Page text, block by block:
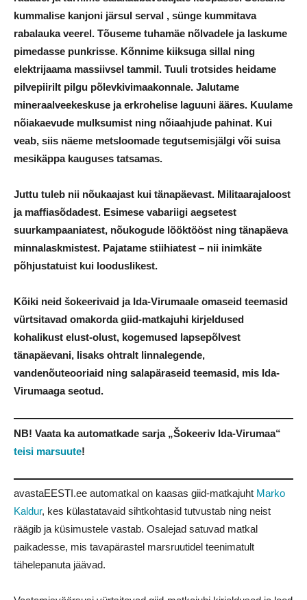
kummalise kanjoni järsul serval , sünge kummitava
rabalauka veerel. Tõuseme tuhamäe nõlvadele ja laskume
pimedasse punkrisse. Kõnnime kiiksuga sillal ning
elektrijaama massiivsel tammil. Tuuli trotsides heidame
pilvepiirilt pilgu põlevkivimaakonnale. Jalutame
mineraalveekeskuse ja erkrohelise laguuni ääres. Kuulame
nõiakaevude mulksumist ning nõiaahjude pahinat. Kui
veab, siis näeme metsloomade tegutsemisjälgi või suisa
mesikäppa kauguses tatsamas.
Juttu tuleb nii nõukaajast kui tänapäevast. Militaarajaloost
ja maffiasõdadest. Esimese vabariigi aegsetest
suurkampaaniatest, nõukogude lööktööst ning tänapäeva
minnalaskmistest. Pajatame stiihiatest – nii inimkäte
põhjustatuist kui looduslikest.
Kõiki neid šokeerivaid ja Ida-Virumaale omaseid teemasid
vürtsitavad omakorda giid-matkajuhi kirjeldused
kohalikust elust-olust, kogemused lapsepõlvest
tänapäevani, lisaks ohtralt linnalegende,
vandenõuteooriaid ning salapäraseid teemasid, mis Ida-
Virumaaga seotud.
NB! Vaata ka automatkade sarja „Šokeeriv Ida-Virumaa“
teisi marsuute!
avastaEESTI.ee automatkal on kaasas giid-matkajuht Marko
Kaldur, kes külastatavaid sihtkohtasid tutvustab ning neist
räägib ja küsimustele vastab. Osalejad satuvad matkal
paikadesse, mis tavapärastel marsruutidel teenimatult
tähelepanuta jäävad.